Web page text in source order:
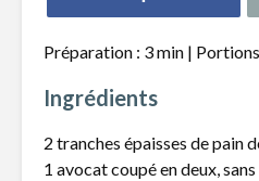
Préparation : 3 min |
Ingrédients
2 tranches épaisses de pain
1 avocat coupé en deux,
cheddar fort
saumon fumé,
et fines